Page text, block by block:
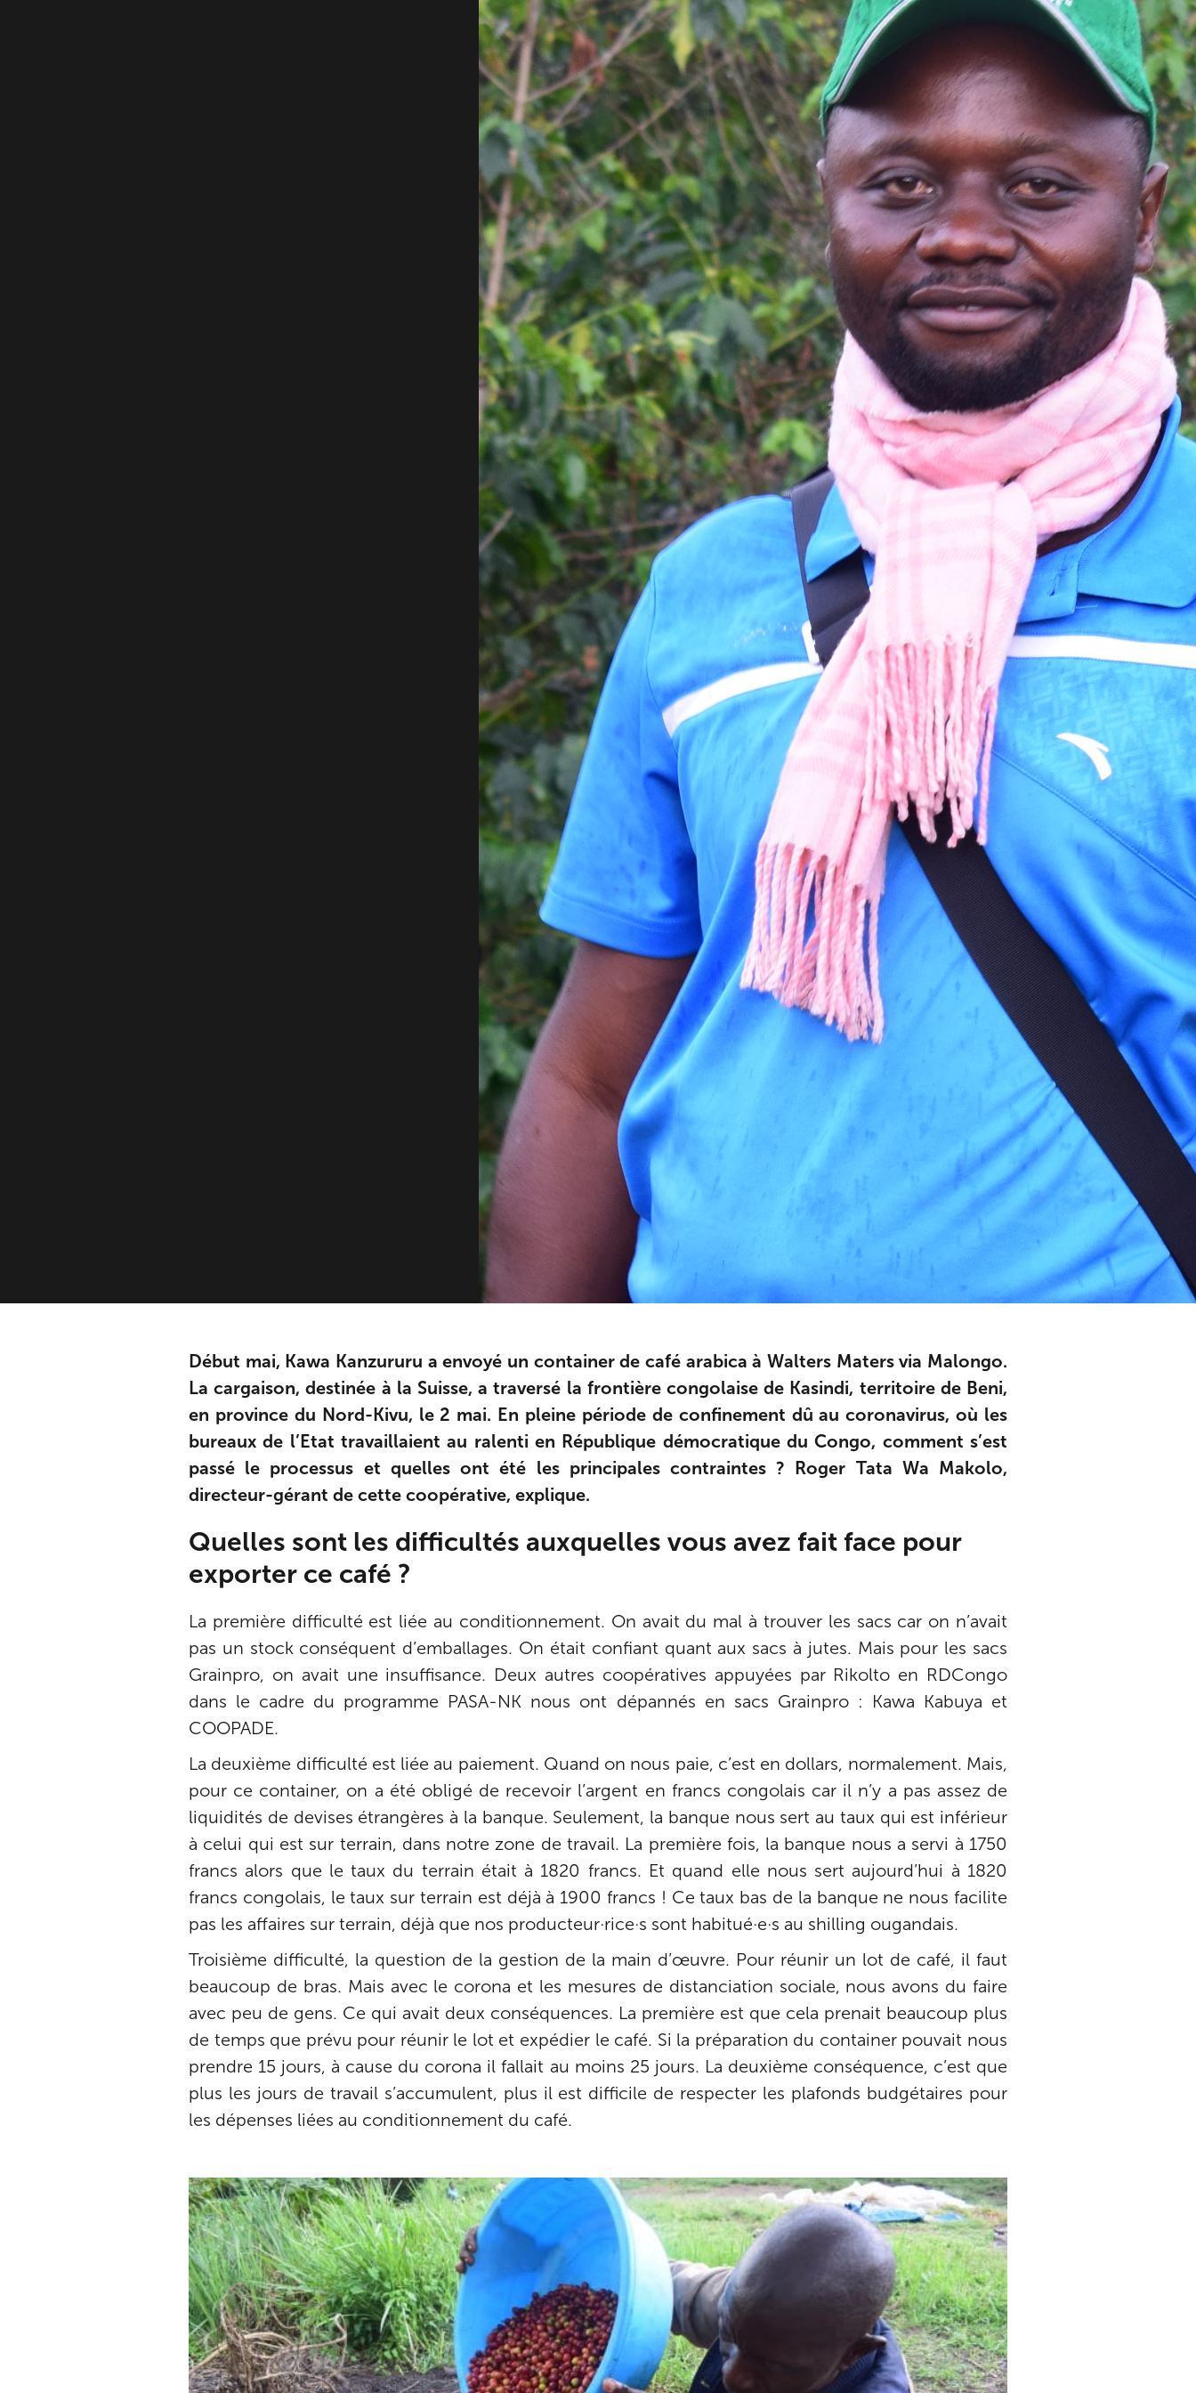
Début mai, Kawa Kanzururu a envoyé un container de café arabica à Walters Maters via Malongo.
La cargaison, destinée à la Suisse, a traversé la frontière congolaise de Kasindi, territoire de Beni,
en province du Nord-Kivu, le 2 mai. En pleine période de confinement dû au coronavirus, où les
bureaux de l’Etat travaillaient au ralenti en République démocratique du Congo, comment s’est
passé le processus et quelles ont été les principales contraintes ? Roger Tata Wa Makolo,
directeur-gérant de cette coopérative, explique.
Quelles sont les difficultés auxquelles vous avez fait face pour
exporter ce café ?
La première difficulté est liée au conditionnement. On avait du mal à trouver les sacs car on n’avait
pas un stock conséquent d’emballages. On était confiant quant aux sacs à jutes. Mais pour les sacs
Grainpro, on avait une insuffisance. Deux autres coopératives appuyées par Rikolto en RDCongo
dans le cadre du programme PASA-NK nous ont dépannés en sacs Grainpro : Kawa Kabuya et
COOPADE.
La deuxième difficulté est liée au paiement. Quand on nous paie, c’est en dollars, normalement. Mais,
pour ce container, on a été obligé de recevoir l’argent en francs congolais car il n’y a pas assez de
liquidités de devises étrangères à la banque. Seulement, la banque nous sert au taux qui est inférieur
à celui qui est sur terrain, dans notre zone de travail. La première fois, la banque nous a servi à 1750
francs alors que le taux du terrain était à 1820 francs. Et quand elle nous sert aujourd’hui à 1820
francs congolais, le taux sur terrain est déjà à 1900 francs ! Ce taux bas de la banque ne nous facilite
pas les affaires sur terrain, déjà que nos producteur·rice·s sont habitué·e·s au shilling ougandais.
Troisième difficulté, la question de la gestion de la main d’œuvre. Pour réunir un lot de café, il faut
beaucoup de bras. Mais avec le corona et les mesures de distanciation sociale, nous avons du faire
avec peu de gens. Ce qui avait deux conséquences. La première est que cela prenait beaucoup plus
de temps que prévu pour réunir le lot et expédier le café. Si la préparation du container pouvait nous
prendre 15 jours, à cause du corona il fallait au moins 25 jours. La deuxième conséquence, c’est que
plus les jours de travail s’accumulent, plus il est difficile de respecter les plafonds budgétaires pour
les dépenses liées au conditionnement du café.